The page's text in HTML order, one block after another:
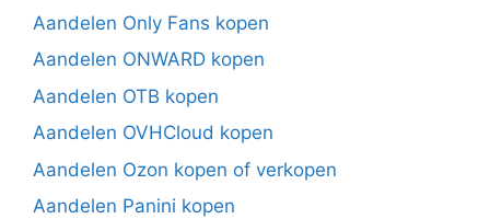
Aandelen Only Fans kopen
Aandelen ONWARD kopen
Aandelen OTB kopen
Aandelen OVHCloud kopen
Aandelen Ozon kopen of verkopen
Aandelen Panini kopen